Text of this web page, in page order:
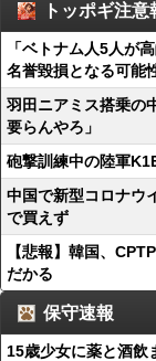
トッポギ注意
「ベトナム人5人が
名誉毀損となる可能
羽田ニアミス搭乗の
要らんやろ」
砲撃訓練中の陸軍
中国で新型コロナウ
で買えず
【悲報】韓国、
だかる
保守速報
15歳少女に薬と酒